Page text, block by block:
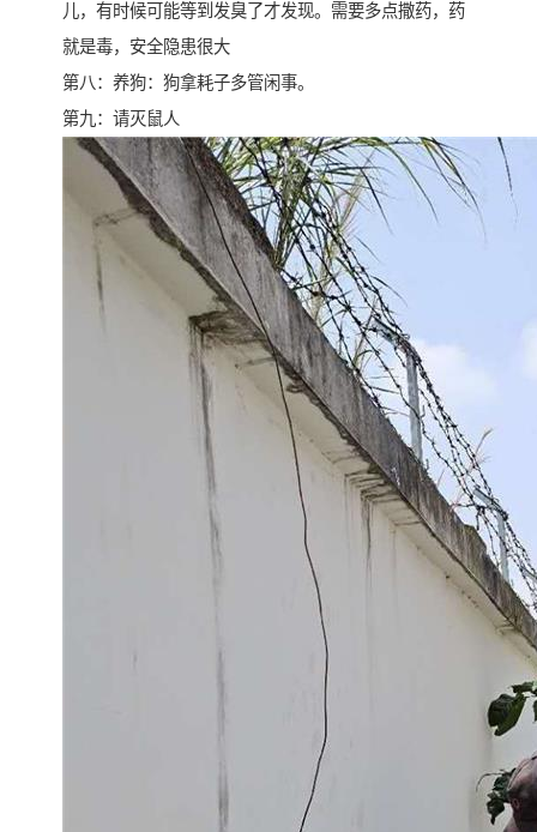
儿，有时候可能等到发臭了才发现。需要多点撒药，药
就是毒，安全隐患很大
第八：养狗：狗拿耗子多管闲事。
第九：请灭鼠人